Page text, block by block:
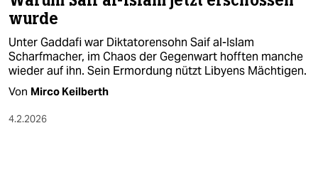
wurde
Unter Gaddafi war Diktatorensohn Saif al-Islam
Scharfmacher, im Chaos der Gegenwart hofften manche
wieder auf ihn. Sein Ermordung nützt Libyens Mächtigen.
Von Mirco Keilberth
4.2.2026